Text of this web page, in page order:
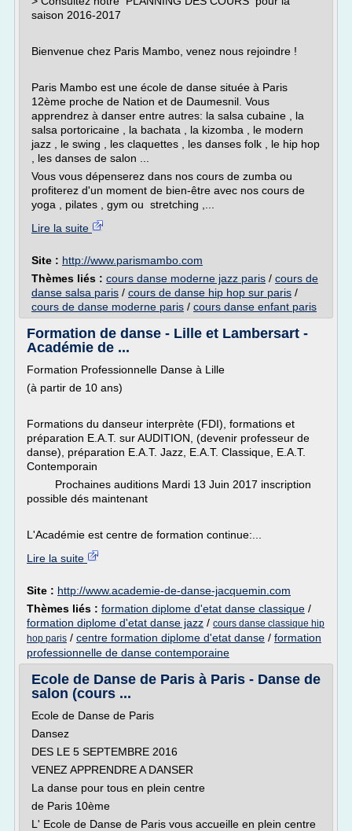
saison 2016-2017
Bienvenue chez Paris Mambo, venez nous rejoindre !
Paris Mambo est une école de danse située à Paris
12ème proche de Nation et de Daumesnil. Vous
apprendrez à danser entre autres: la salsa cubaine , la
salsa portoricaine , la bachata , la kizomba , le modern
jazz , le swing , les claquettes , les danses folk , le hip hop
, les danses de salon ...
Vous vous dépenserez dans nos cours de zumba ou
profiterez d'un moment de bien-être avec nos cours de
yoga , pilates , gym ou stretching ,...
Lire la suite
Site : http://www.parismambo.com
Thèmes liés : cours danse moderne jazz paris / cours de
danse salsa paris / cours de danse hip hop sur paris /
cours de danse moderne paris / cours danse enfant paris
Formation de danse - Lille et Lambersart -
Académie de ...
Formation Professionnelle Danse à Lille
(à partir de 10 ans)
Formations du danseur interprète (FDI), formations et
préparation E.A.T. sur AUDITION, (devenir professeur de
danse), préparation E.A.T. Jazz, E.A.T. Classique, E.A.T.
Contemporain
Prochaines auditions Mardi 13 Juin 2017 inscription
possible dés maintenant
L'Académie est centre de formation continue:...
Lire la suite
Site : http://www.academie-de-danse-jacquemin.com
Thèmes liés : formation diplome d'etat danse classique /
formation diplome d'etat danse jazz / cours danse classique hip
hop paris / centre formation diplome d'etat danse / formation
professionnelle de danse contemporaine
Ecole de Danse de Paris à Paris - Danse de
salon (cours ...
Ecole de Danse de Paris
Dansez
DES LE 5 SEPTEMBRE 2016
VENEZ APPRENDRE A DANSER
La danse pour tous en plein centre
de Paris 10ème
L' Ecole de Danse de Paris vous accueille en plein centre